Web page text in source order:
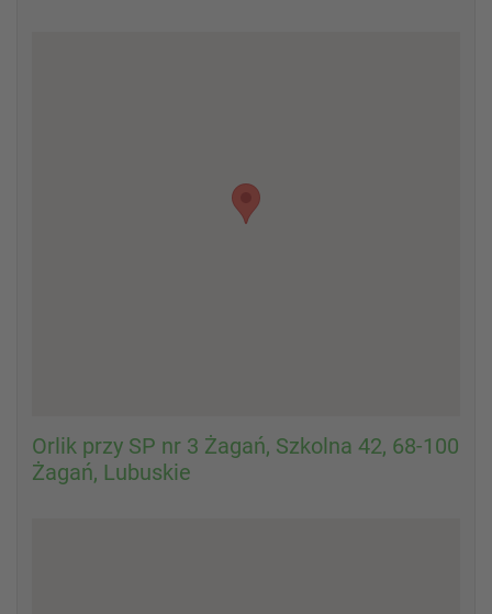
Orlik przy SP nr 3 Żagań, Szkolna 42, 68-100
Żagań, Lubuskie